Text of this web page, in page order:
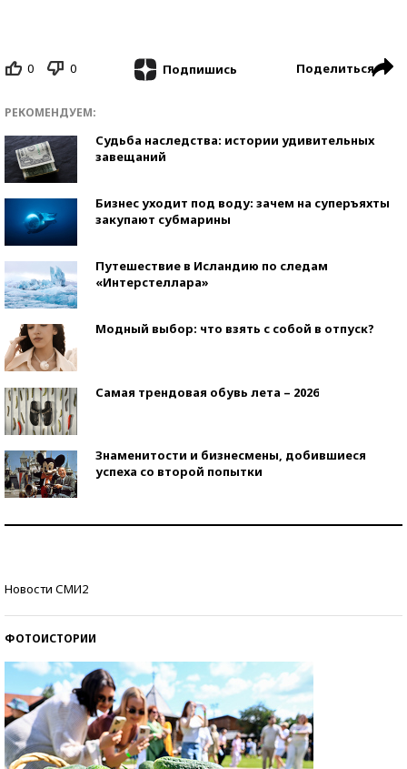
0 0 Подпишись Поделиться
РЕКОМЕНДУЕМ:
Судьба наследства: истории удивительных
завещаний
Бизнес уходит под воду: зачем на суперъяхты
закупают субмарины
Путешествие в Исландию по следам
«Интерстеллара»
Модный выбор: что взять с собой в отпуск?
Самая трендовая обувь лета – 2026
Знаменитости и бизнесмены, добившиеся
успеха со второй попытки
Новости СМИ2
ФОТОИСТОРИИ